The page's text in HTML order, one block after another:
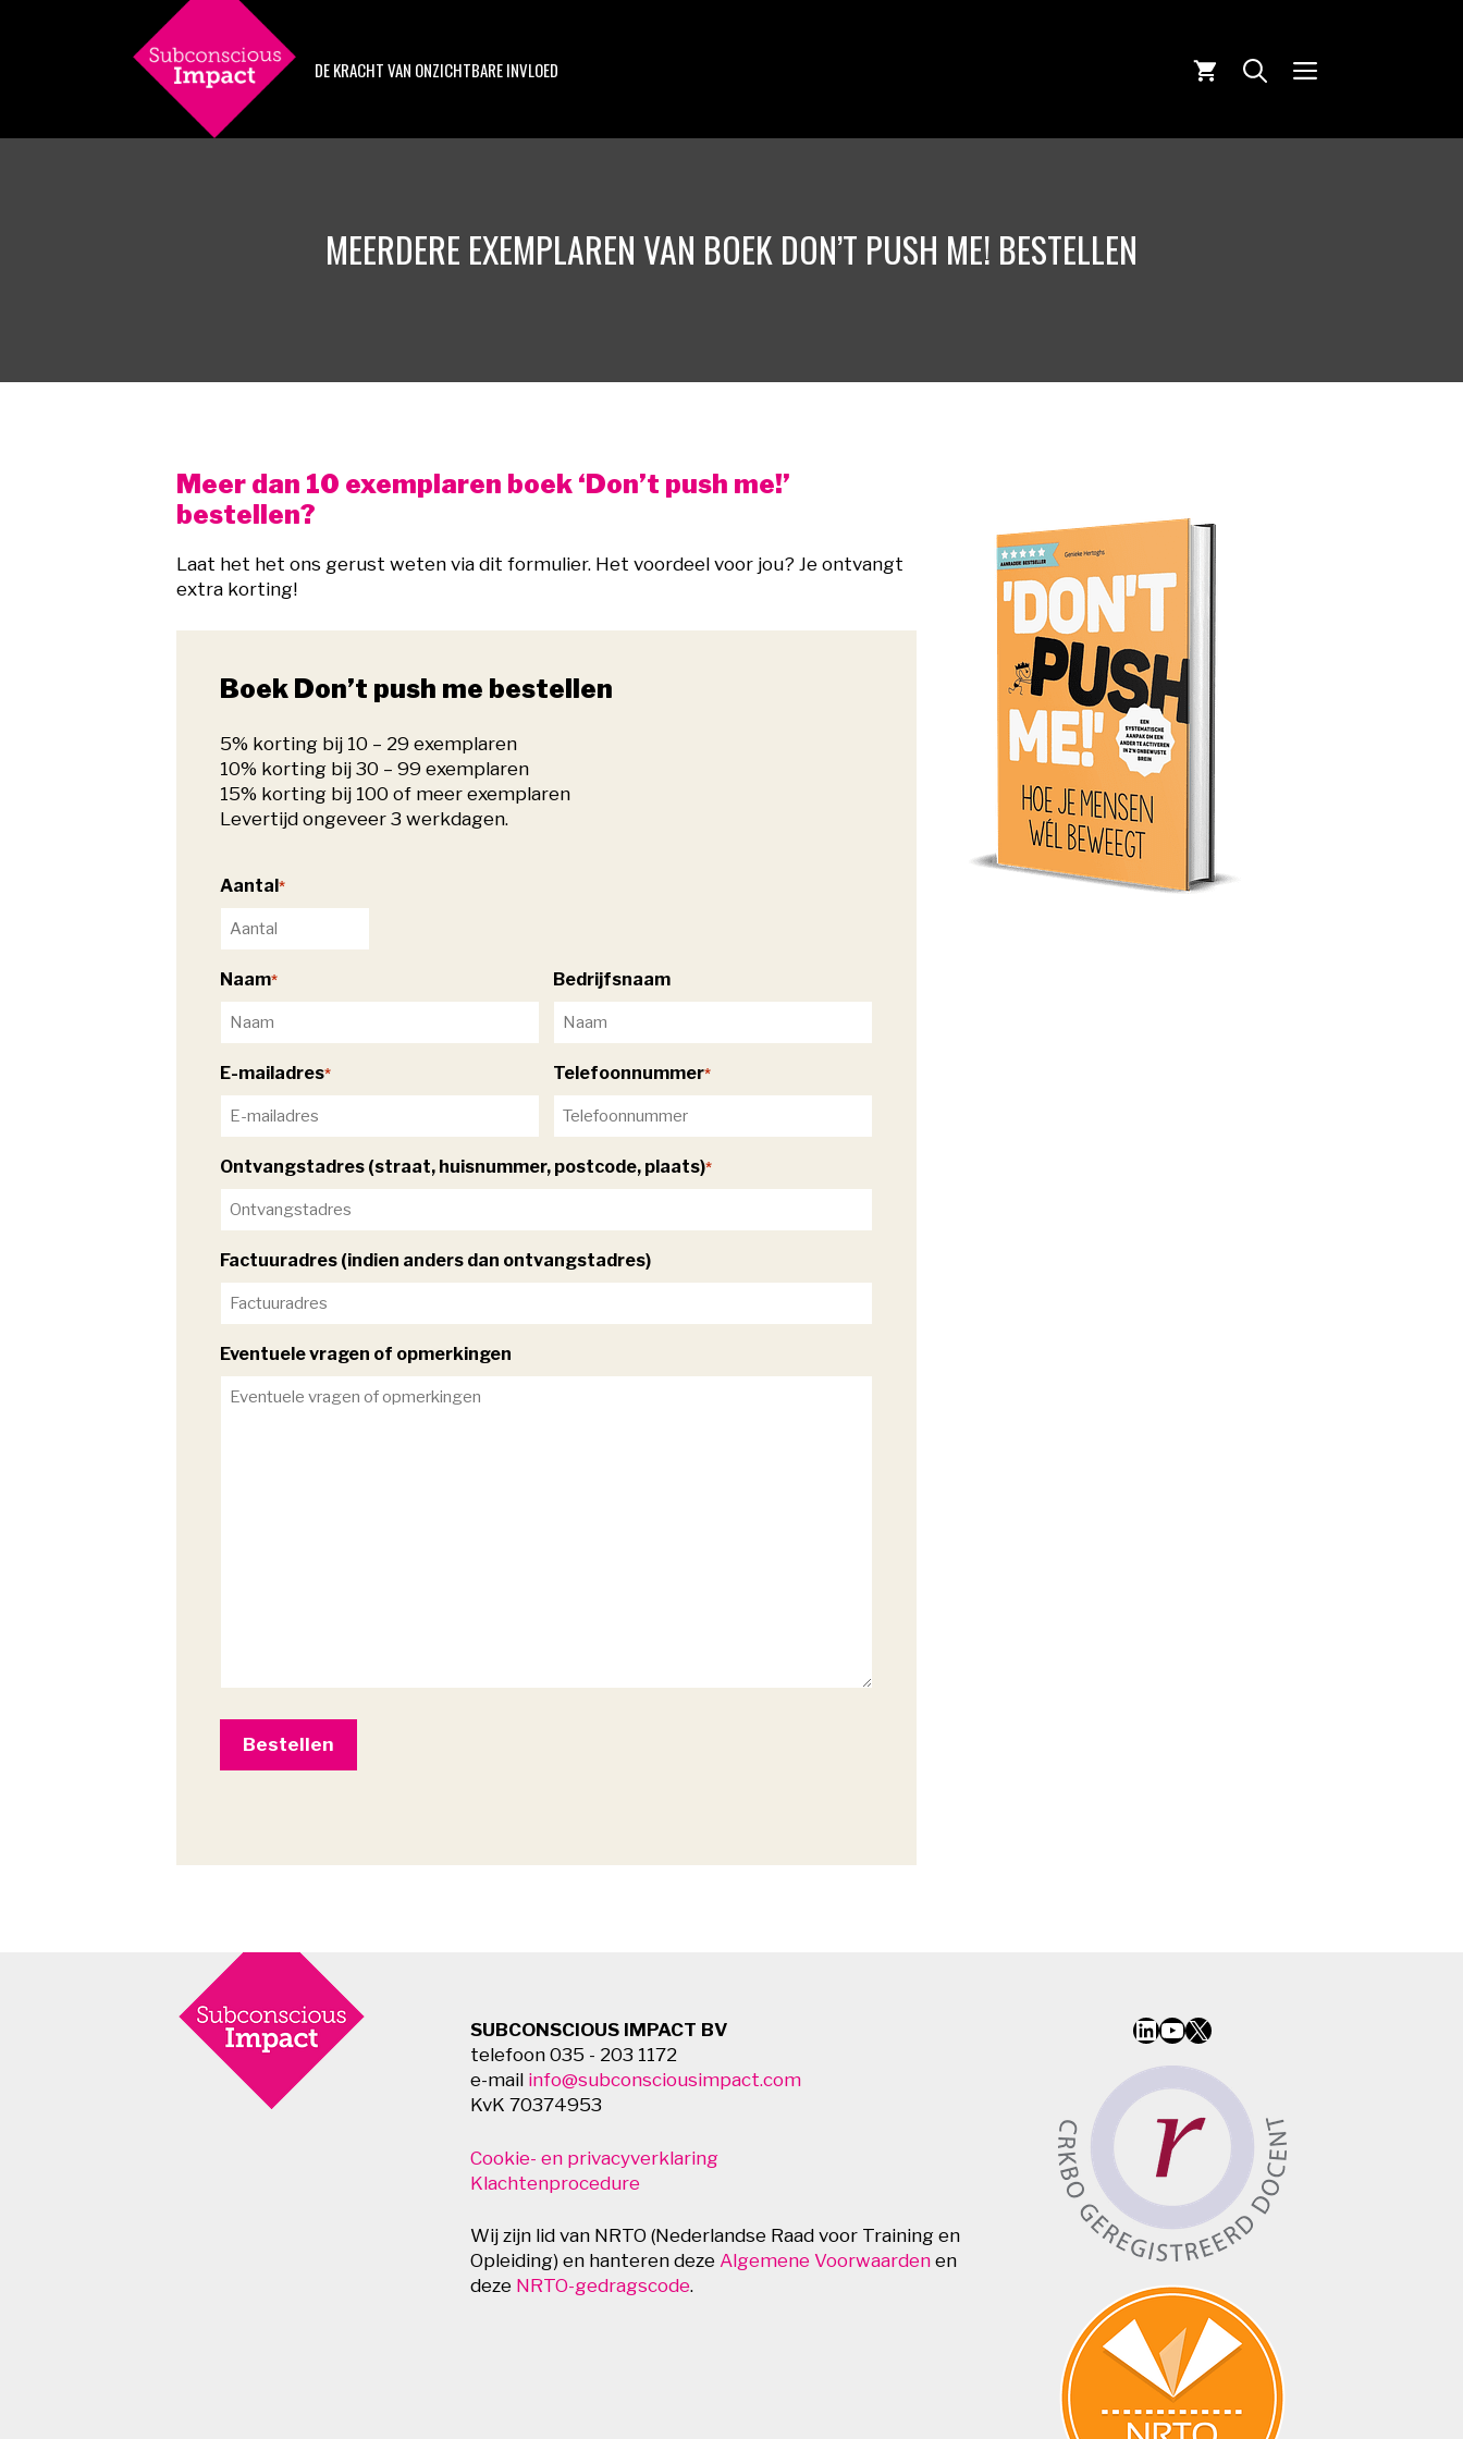
DE KRACHT VAN ONZICHTBARE INVLOED MENU
MEERDERE EXEMPLAREN VAN BOEK DON’T PUSH ME! BESTELLEN
Meer dan 10 exemplaren boek ‘Don’t push me!’
bestellen?
Laat het het ons gerust weten via dit formulier. Het voordeel voor jou? Je ontvangt
extra korting!
Boek Don’t push me bestellen
5% korting bij 10 – 29 exemplaren
10% korting bij 30 – 99 exemplaren
15% korting bij 100 of meer exemplaren
Levertijd ongeveer 3 werkdagen.
Aantal *
Naam* Bedrijfsnaam
E-mailadres* Telefoonnummer*
Ontvangstadres (straat, huisnummer, postcode, plaats)*
Factuuradres (indien anders dan ontvangstadres)
Eventuele vragen of opmerkingen
SUBCONSCIOUS IMPACT BV
telefoon 035 - 203 1172
e-mail info@subconsciousimpact.com
KvK 70374953
Cookie- en privacyverklaring
Klachtenprocedure
Wij zijn lid van NRTO (Nederlandse Raad voor Training en
Opleiding) en hanteren deze Algemene Voorwaarden en
deze NRTO-gedragscode.
LinkedIn
YouTube
X